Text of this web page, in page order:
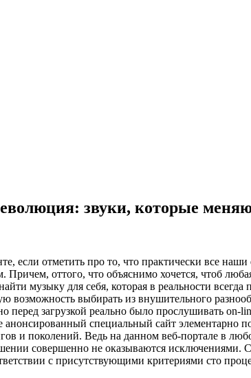
звуки, которые
если отметить про то, что практически все
Причем, оттого, что объяснимо хочется, чтоб
музыку для себя, которая в реальности
возможность выбирать из внушительного
перед загрузкой реально было прослушивать
анонсированный специальный сайт элементарно
и поколений. Ведь на данном веб-портале в
совершенно не оказываются исключениями.
с присутствующими критериями сто